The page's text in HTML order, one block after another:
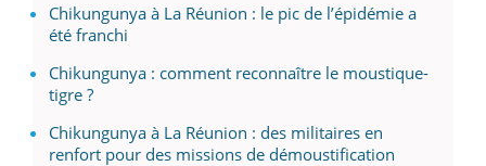
Chikungunya à La Réunion : le pic de l’épidémie a
été franchi
Chikungunya : comment reconnaître le moustique-
tigre ?
Chikungunya à La Réunion : des militaires en
renfort pour des missions de démoustification